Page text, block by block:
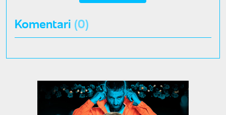
Komentari (0)